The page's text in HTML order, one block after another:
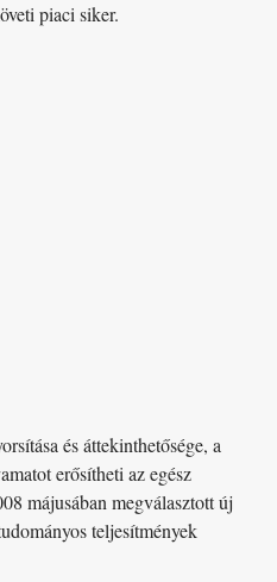
piaci siker.
és áttekinthetősége, a
erősítheti az egész
májusában megválasztott új
teljesítmények